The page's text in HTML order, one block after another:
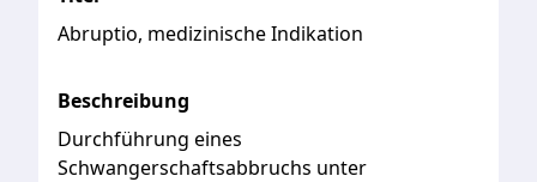
Abruptio, medizinische Indikation
Beschreibung
Durchführung eines
Schwangerschaftsabbruchs unter